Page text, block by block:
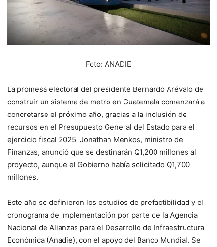
Foto: ANADIE
La promesa electoral del presidente Bernardo Arévalo de
construir un sistema de metro en Guatemala comenzará a
concretarse el próximo año, gracias a la inclusión de
recursos en el Presupuesto General del Estado para el
ejercicio fiscal 2025. Jonathan Menkos, ministro de
Finanzas, anunció que se destinarán Q1,200 millones al
proyecto, aunque el Gobierno había solicitado Q1,700
millones.
Este año se definieron los estudios de prefactibilidad y el
cronograma de implementación por parte de la Agencia
Nacional de Alianzas para el Desarrollo de Infraestructura
Económica (Anadie), con el apoyo del Banco Mundial. Se